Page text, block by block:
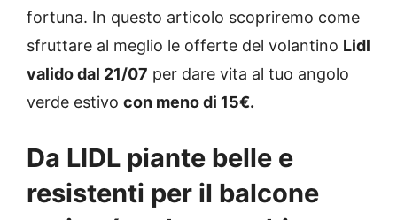
fortuna. In questo articolo scopriremo come
sfruttare al meglio le offerte del volantino Lidl
valido dal 21/07 per dare vita al tuo angolo
verde estivo con meno di 15€.
Da LIDL piante belle e
resistenti per il balcone